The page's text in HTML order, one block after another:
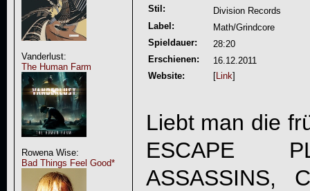
Vanderlust:
The Human Farm
Rowena Wise:
Bad Things Feel Good*
Stil:
Division Records
Label:
Math/Grindcore
Spieldauer:
28:20
Erschienen:
16.12.2011
Website:
[Link]
Liebt man die
ESCAPE
ASSASSINS,